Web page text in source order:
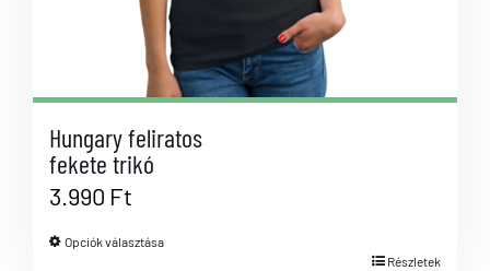
Hungary feliratos
fekete trikó
3.990 Ft
Opciók választása
Részletek